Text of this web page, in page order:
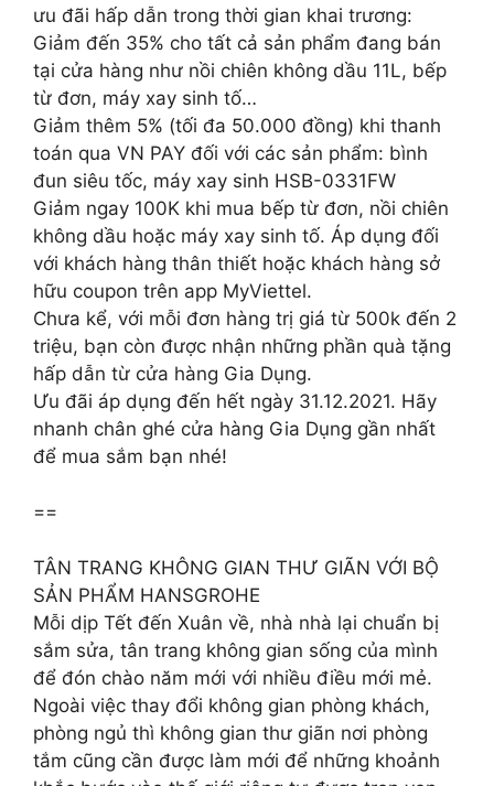
ưu đãi hấp dẫn trong thời gian khai trương:
Giảm đến 35% cho tất cả sản phẩm đang bán
tại cửa hàng như nồi chiên không dầu 11L, bếp
từ đơn, máy xay sinh tố…
Giảm thêm 5% (tối đa 50.000 đồng) khi thanh
toán qua VN PAY đối với các sản phẩm: bình
đun siêu tốc, máy xay sinh HSB-0331FW
Giảm ngay 100K khi mua bếp từ đơn, nồi chiên
không dầu hoặc máy xay sinh tố. Áp dụng đối
với khách hàng thân thiết hoặc khách hàng sở
hữu coupon trên app MyViettel.
Chưa kể, với mỗi đơn hàng trị giá từ 500k đến 2
triệu, bạn còn được nhận những phần quà tặng
hấp dẫn từ cửa hàng Gia Dụng.
Ưu đãi áp dụng đến hết ngày 31.12.2021. Hãy
nhanh chân ghé cửa hàng Gia Dụng gần nhất
để mua sắm bạn nhé!
==
TÂN TRANG KHÔNG GIAN THƯ GIÃN VỚI BỘ
SẢN PHẨM HANSGROHE
Mỗi dịp Tết đến Xuân về, nhà nhà lại chuẩn bị
sắm sửa, tân trang không gian sống của mình
để đón chào năm mới với nhiều điều mới mẻ.
Ngoài việc thay đổi không gian phòng khách,
phòng ngủ thì không gian thư giãn nơi phòng
tắm cũng cần được làm mới để những khoảnh